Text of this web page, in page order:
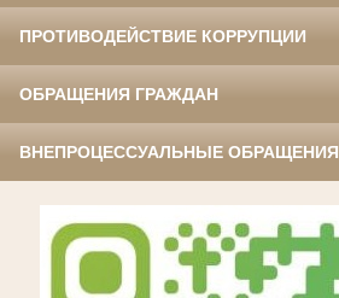
ПРОТИВОДЕЙСТВИЕ КОРРУПЦИИ
ОБРАЩЕНИЯ ГРАЖДАН
ВНЕПРОЦЕССУАЛЬНЫЕ ОБРАЩЕНИЯ